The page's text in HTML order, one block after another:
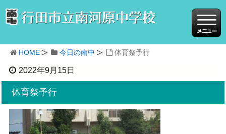
HOME 今日の南中 体育祭予行
2022年9月15日
体育祭予行